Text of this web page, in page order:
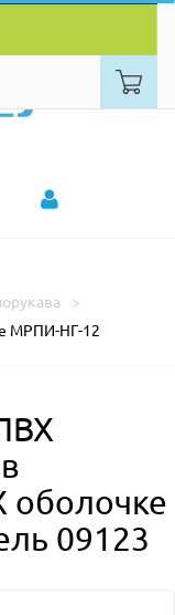
МРПИ-НГ-12
оболочке
09123